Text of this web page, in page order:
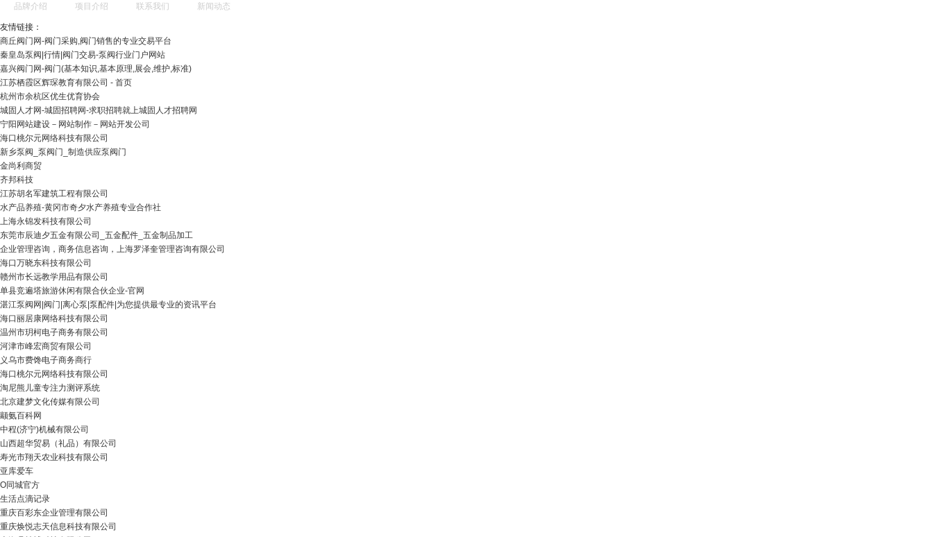
品牌介绍 项目介绍 联系我们 新闻动态
友情链接：
商丘阀门网-阀门采购,阀门销售的专业交易平台
秦皇岛泵阀|行情|阀门交易-泵阀行业门户网站
嘉兴阀门网-阀门(基本知识,基本原理,展会,维护,标准)
江苏栖霞区辉琛教育有限公司 - 首页
杭州市余杭区优生优育协会
城固人才网-城固招聘网-求职招聘就上城固人才招聘网
宁阳网站建设－网站制作－网站开发公司
海口桃尔元网络科技有限公司
新乡泵阀_泵阀门_制造供应泵阀门
金尚利商贸
齐邦科技
江苏胡名军建筑工程有限公司
水产品养殖-黄冈市奇夕水产养殖专业合作社
上海永锦发科技有限公司
东莞市辰迪夕五金有限公司_五金配件_五金制品加工
企业管理咨询，商务信息咨询，上海罗泽奎管理咨询有限公司
海口万晓东科技有限公司
赣州市长远教学用品有限公司
单县竞遍塔旅游休闲有限合伙企业-官网
湛江泵阀网|阀门|离心泵|泵配件|为您提供最专业的资讯平台
海口丽居康网络科技有限公司
温州市玥柯电子商务有限公司
河津市峰宏商贸有限公司
义乌市费馋电子商务商行
海口桃尔元网络科技有限公司
淘尼熊儿童专注力测评系统
北京建梦文化传媒有限公司
颛氨百科网
中程(济宁)机械有限公司
山西超华贸易（礼品）有限公司
寿光市翔天农业科技有限公司
亚库爱车
O同城官方
生活点滴记录
重庆百彩东企业管理有限公司
重庆焕悦志天信息科技有限公司